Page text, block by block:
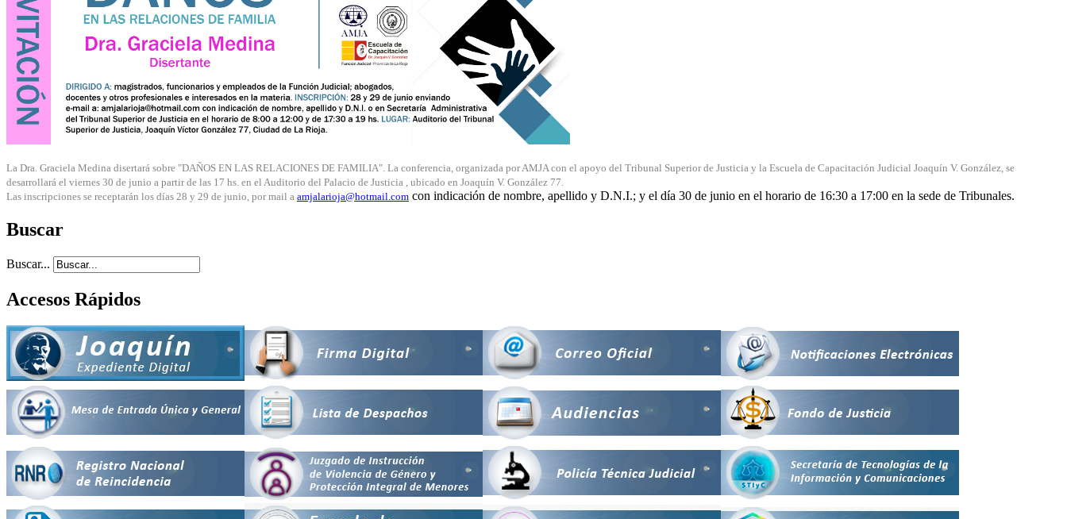
La Dra. Graciela Medina disertará sobre "DAÑOS EN LAS RELACIONES DE FAMILIA". La conferencia, organizada por AMJA con el apoyo del Tribunal Superior de Justicia y la Escuela de Capacitación Judicial Joaquín V. González, se
desarrollará el viernes 30 de junio a partir de las 17 hs. en el Auditorio del Palacio de Justicia , ubicado en Joaquín V. González 77.
Las inscripciones se receptarán los días 28 y 29 de junio, por mail a amjalarioja@hotmail.com con indicación de nombre, apellido y D.N.I.; y el día 30 de junio en el horario de 16:30 a 17:00 en la sede de Tribunales.
Buscar
Buscar...
Accesos Rápidos